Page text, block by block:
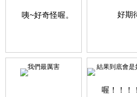
我們最厲害 結果到底會是